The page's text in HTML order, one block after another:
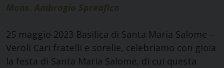
Mons. Ambrogio Spreafico
25 maggio 2023 Basilica di Santa Maria Salome –
Veroli Cari fratelli e sorelle, celebriamo con gioia
la festa di Santa Maria Salome, di cui questa